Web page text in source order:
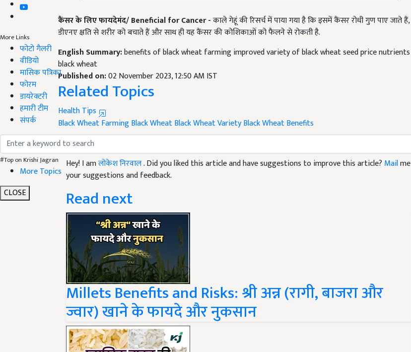
More Links
फोटो गैलरी
वीडियो
मासिक पत्रिका
फोरम
डायरेक्टरी
हमारी टीम
संपर्क
#Top on Krishi Jagran
More Topics
CLOSE
डीएनए क्षति से शरीर को बचाते हैं और साथ ही यह कैंसर की कोशिकाओं को फैलने से रोकती है.
black wheat
Published on:
Related Topics
Health Tips
Black Wheat Farming
Like this article?
Hey! I amलोकेश निरवाल. Did you liked this article and have suggestions to improve this article?Mailme
your suggestions and feedback.
Read next
Millets Benefits and Risks: श्री अन्न (रागी, बाजरा और
ज्वार) खाने के फायदे और नुकसान